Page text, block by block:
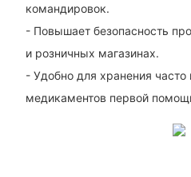
командировок.
- Повышает безопасность
и розничных магазинах.
- Удобно для хранения
медикаментов первой